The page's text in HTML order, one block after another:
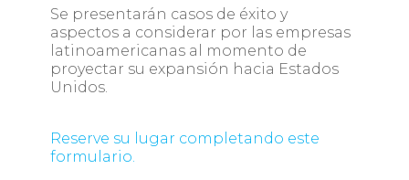
Se presentarán casos de éxito y
aspectos a considerar por las empresas
latinoamericanas al momento de
proyectar su expansión hacia Estados
Unidos.
Reserve su lugar completando este
formulario.